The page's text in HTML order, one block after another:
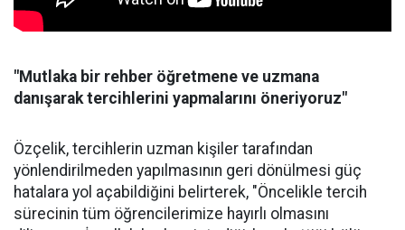
"Mutlaka bir rehber öğretmene ve uzmana
danışarak tercihlerini yapmalarını öneriyoruz"
Özçelik, tercihlerin uzman kişiler tarafından
yönlendirilmeden yapılmasının geri dönülmesi güç
hatalara yol açabildiğini belirterek, "Öncelikle tercih
sürecinin tüm öğrencilerimize hayırlı olmasını